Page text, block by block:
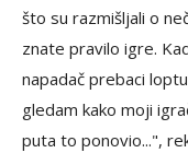
što su razmišljali o
znate pravilo igre.
napadač prebaci
gledam kako moji
puta to ponovio...",